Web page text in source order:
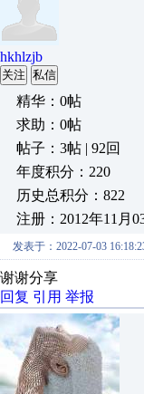
hkhlzjb
关注 私信
精华：0帖
求助：0帖
帖子：3帖 | 92回
年度积分：220
历史总积分：822
注册：2012年11月
发表于：2022-07-03
谢谢分享
回复 引用 举报